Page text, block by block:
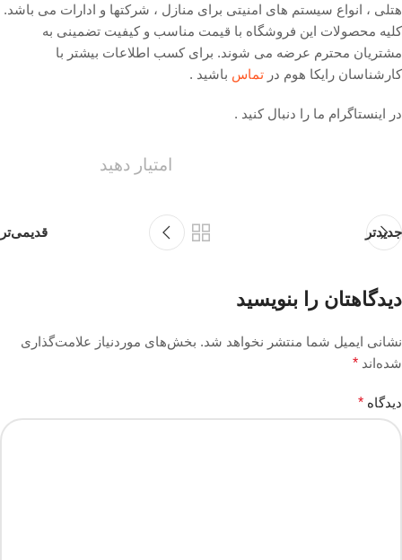
هتلی ، انواع سیستم های امنیتی برای منازل ، شرکتها و ادارات می باشد.
کلیه محصولات این فروشگاه با قیمت مناسب و کیفیت تضمینی به
مشتریان محترم عرضه می شوند. برای کسب اطلاعات بیشتر با
کارشناسان رایکا هوم در تماس باشید .
در اینستاگرام ما را دنبال کنید .
امتیار دهید
جدیدتر قدیمی‌تر
دیدگاهتان را بنویسید
نشانی ایمیل شما منتشر نخواهد شد. بخش‌های موردنیاز علامت‌گذاری
شده‌اند *
دیدگاه *